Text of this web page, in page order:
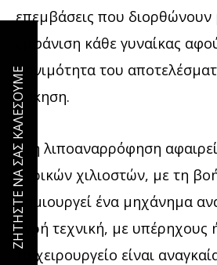
επεμβάσεις που διορθώνουν
εμφάνιση κάθε γυναίκας
μονιμότητα του
άσκηση.
Στη λιποαναρρόφηση
μερικών χιλιοστών, με τη
δημιουργεί ένα μηχάνημα
υγρή τεχνική, με υπέρηχους
το χειρουργείο είναι
ΖΗΤΗΣΤΕ ΝΑ ΣΑΣ ΚΑΛΕΣΟΥΜΕ